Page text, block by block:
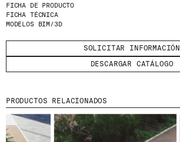
FICHA DE PRODUCTO
FICHA TÉCNICA
MODELOS BIM/3D
SOLICITAR INFORMACIÓN
DESCARGAR CATÁLOGO
PRODUCTOS RELACIONADOS